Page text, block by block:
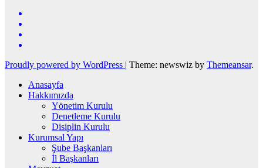
Proudly powered by WordPress | Theme: newswiz by Themeansar.
Anasayfa
Hakkımızda
Yönetim Kurulu
Denetleme Kurulu
Disiplin Kurulu
Kurumsal Yapı
Şube Başkanları
İl Başkanları